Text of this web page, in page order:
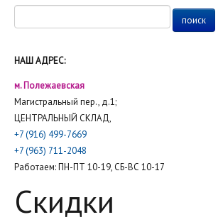
НАШ АДРЕС:
м. Полежаевская
Магистральный пер., д.1;
ЦЕНТРАЛЬНЫЙ СКЛАД,
+7 (916) 499-7669
+7 (963) 711-2048
Работаем: ПН-ПТ 10-19, СБ-ВС 10-17
Скидки